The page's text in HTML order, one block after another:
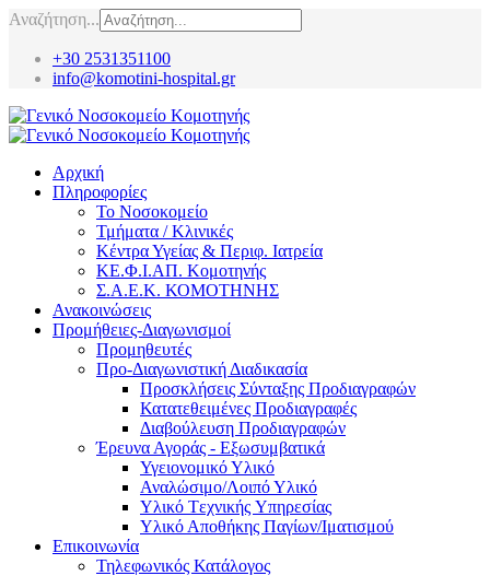
Αναζήτηση...
+30 2531351100
info@komotini-hospital.gr
Αρχική
Πληροφορίες
Το Νοσοκομείο
Τμήματα / Κλινικές
Κέντρα Υγείας & Περιφ. Ιατρεία
ΚΕ.Φ.Ι.ΑΠ. Κομοτηνής
Σ.Α.Ε.Κ. ΚΟΜΟΤΗΝΗΣ
Ανακοινώσεις
Προμήθειες-Διαγωνισμοί
Προμηθευτές
Προ-Διαγωνιστική Διαδικασία
Προσκλήσεις Σύνταξης Προδιαγραφών
Κατατεθειμένες Προδιαγραφές
Διαβούλευση Προδιαγραφών
Έρευνα Αγοράς - Εξωσυμβατικά
Υγειονομικό Υλικό
Αναλώσιμο/Λοιπό Υλικό
Υλικό Tεχνικής Yπηρεσίας
Υλικό Αποθήκης Παγίων/Ιματισμού
Επικοινωνία
Τηλεφωνικός Κατάλογος